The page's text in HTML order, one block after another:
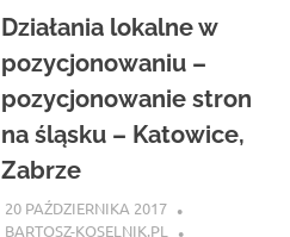
Działania lokalne w
pozycjonowaniu –
pozycjonowanie stron
na śląsku – Katowice,
Zabrze
20 PAŹDZIERNIKA 2017
BARTOSZ-KOSELNIK.PL